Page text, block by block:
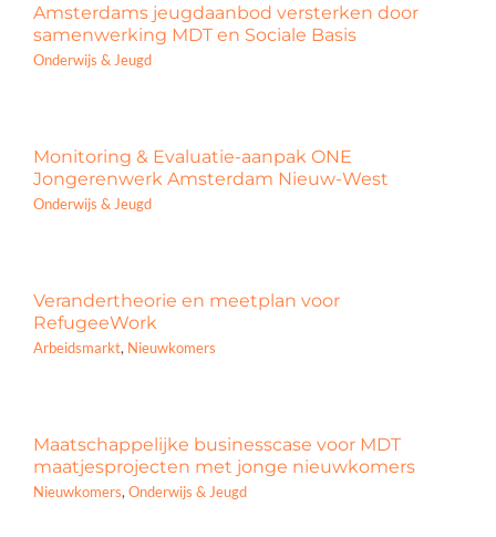
Amsterdams jeugdaanbod versterken door
samenwerking MDT en Sociale Basis
Onderwijs & Jeugd
Monitoring & Evaluatie-aanpak ONE
Jongerenwerk Amsterdam Nieuw-West
Onderwijs & Jeugd
Verandertheorie en meetplan voor
RefugeeWork
Arbeidsmarkt, Nieuwkomers
Maatschappelijke businesscase voor MDT
maatjesprojecten met jonge nieuwkomers
Nieuwkomers, Onderwijs & Jeugd